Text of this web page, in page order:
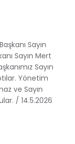
Sayın
Sayın Mert
Sayın
Yönetim
ve Sayın
/ 14.5.2026